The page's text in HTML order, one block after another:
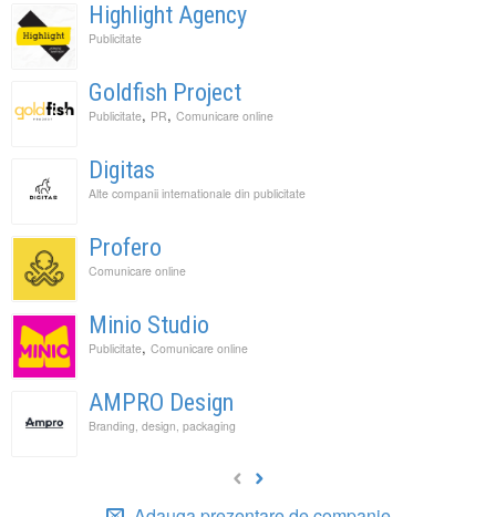
Highlight Agency
Publicitate
Goldfish Project
Publicitate, PR, Comunicare online
Digitas
Alte companii internationale din publicitate
Profero
Comunicare online
Minio Studio
Publicitate, Comunicare online
AMPRO Design
Branding, design, packaging